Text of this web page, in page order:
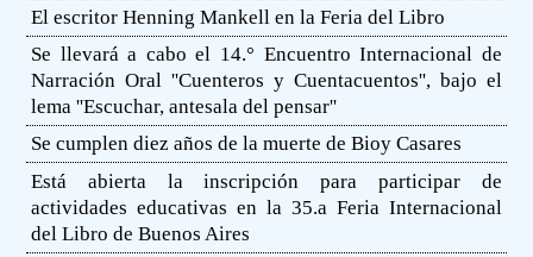
El escritor Henning Mankell en la Feria del Libro
Se llevará a cabo el 14.° Encuentro Internacional de
Narración Oral ''Cuenteros y Cuentacuentos'', bajo el
lema ''Escuchar, antesala del pensar''
Se cumplen diez años de la muerte de Bioy Casares
Está abierta la inscripción para participar de
actividades educativas en la 35.a Feria Internacional
del Libro de Buenos Aires